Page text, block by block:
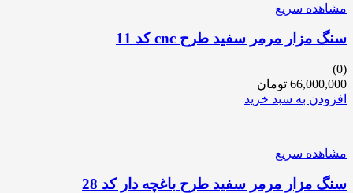
مشاهده سریع
سنگ مزار مرمر سفید طرح cnc کد 11
(0)
66,000,000 تومان
افزودن به سبد خرید
مشاهده سریع
سنگ مزار مرمر سفید طرح باغچه دار کد 28